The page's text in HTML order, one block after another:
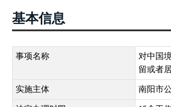
基本信息
事项名称
对中国
留或者
实施主体 南阳市